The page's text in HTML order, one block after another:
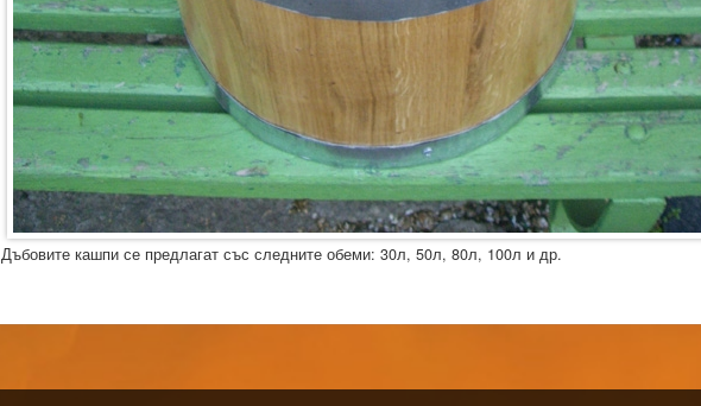
Дъбовите кашпи се предлагат със следните обеми: 30л, 50л, 80л, 100л и др.